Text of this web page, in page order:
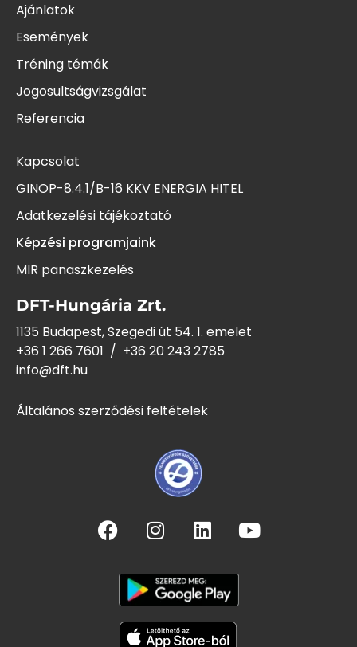
Ajánlatok
Események
Tréning témák
Jogosultságvizsgálat
Referencia
Kapcsolat
GINOP-8.4.1/B-16 KKV ENERGIA HITEL
Adatkezelési tájékoztató
Képzési programjaink
MIR panaszkezelés
DFT-Hungária Zrt.
1135 Budapest, Szegedi út 54. 1. emelet
+36 1 266 7601 / +36 20 243 2785
info@dft.hu
Általános szerződési feltételek